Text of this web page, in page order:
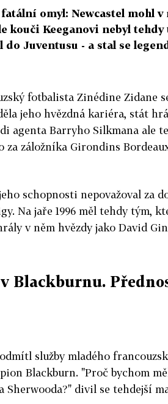
omyl: Newcastel mohl v
kouči Keeganovi nebyl
do Juventusu - a stal se
fotbalista Zinédine Zidane
jeho hvězdná kariéra, stát
agenta Barryho Silkmana ale
za záložníka Girondins
schopnosti nepovažoval za
Na jaře 1996 měl tehdy tým,
v něm hvězdy jako David
Blackburnu.
služby mladého
Blackburn. "Proč bychom
Sherwooda?" divil se tehdejší